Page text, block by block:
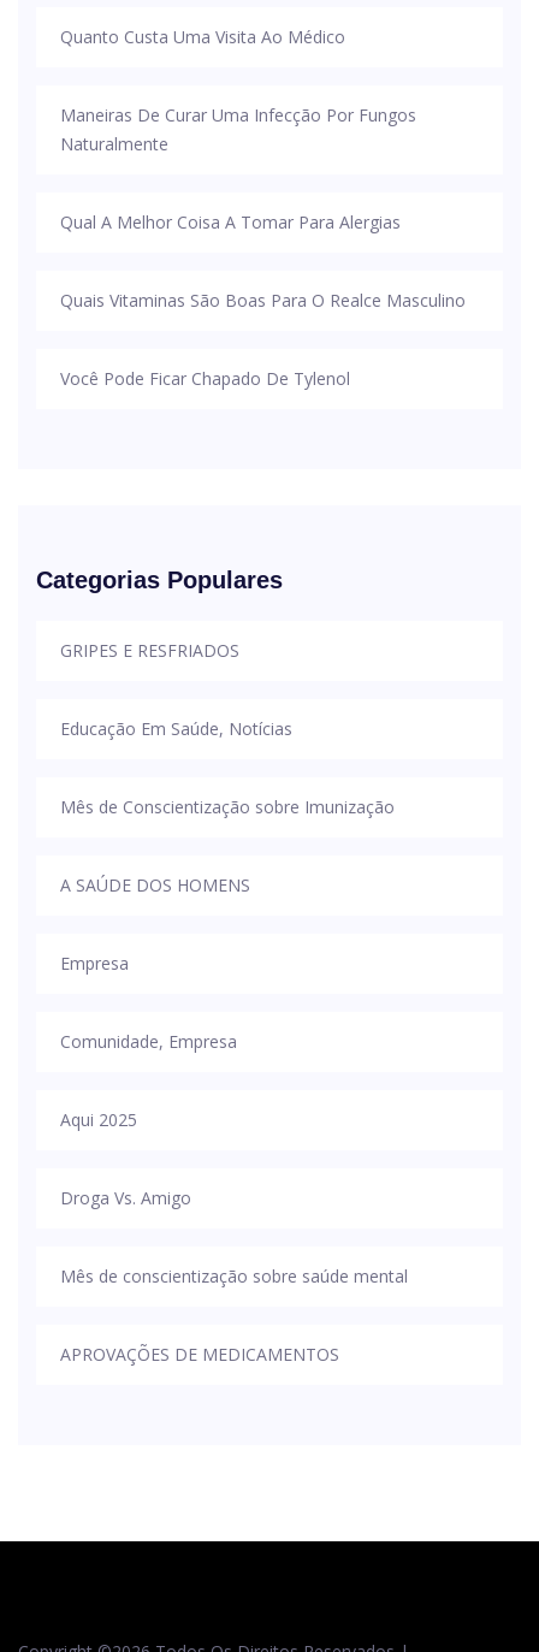
Quanto Custa Uma Visita Ao Médico
Maneiras De Curar Uma Infecção Por Fungos
Naturalmente
Qual A Melhor Coisa A Tomar Para Alergias
Quais Vitaminas São Boas Para O Realce Masculino
Você Pode Ficar Chapado De Tylenol
Categorias Populares
GRIPES E RESFRIADOS
Educação Em Saúde, Notícias
Mês de Conscientização sobre Imunização
A SAÚDE DOS HOMENS
Empresa
Comunidade, Empresa
Aqui 2025
Droga Vs. Amigo
Mês de conscientização sobre saúde mental
APROVAÇÕES DE MEDICAMENTOS